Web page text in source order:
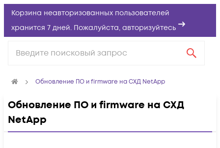
Корзина неавторизованных пользователей
хранится 7 дней. Пожалуйста, авторизуйтесь
Обновление ПО и firmware на СХД NetApp
Обновление ПО и firmware на СХД
NetApp